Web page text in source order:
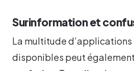
Surinformation et
La multitude d’applications
disponibles peut